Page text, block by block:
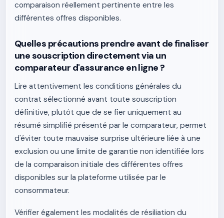
comparaison réellement pertinente entre les
différentes offres disponibles.
Quelles précautions prendre avant de finaliser
une souscription directement via un
comparateur d'assurance en ligne ?
Lire attentivement les conditions générales du
contrat sélectionné avant toute souscription
définitive, plutôt que de se fier uniquement au
résumé simplifié présenté par le comparateur, permet
d'éviter toute mauvaise surprise ultérieure liée à une
exclusion ou une limite de garantie non identifiée lors
de la comparaison initiale des différentes offres
disponibles sur la plateforme utilisée par le
consommateur.
Vérifier également les modalités de résiliation du